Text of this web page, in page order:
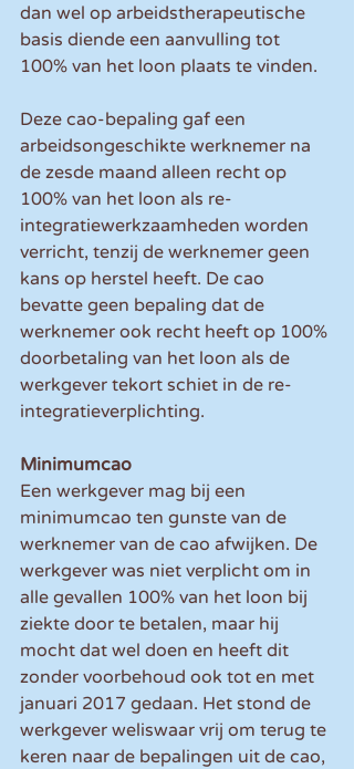
dan wel op arbeidstherapeutische
basis diende een aanvulling tot
100% van het loon plaats te vinden.
Deze cao-bepaling gaf een
arbeidsongeschikte werknemer na
de zesde maand alleen recht op
100% van het loon als re-
integratiewerkzaamheden worden
verricht, tenzij de werknemer geen
kans op herstel heeft. De cao
bevatte geen bepaling dat de
werknemer ook recht heeft op 100%
doorbetaling van het loon als de
werkgever tekort schiet in de re-
integratieverplichting.
Minimumcao
Een werkgever mag bij een
minimumcao ten gunste van de
werknemer van de cao afwijken. De
werkgever was niet verplicht om in
alle gevallen 100% van het loon bij
ziekte door te betalen, maar hij
mocht dat wel doen en heeft dit
zonder voorbehoud ook tot en met
januari 2017 gedaan. Het stond de
werkgever weliswaar vrij om terug te
keren naar de bepalingen uit de cao,